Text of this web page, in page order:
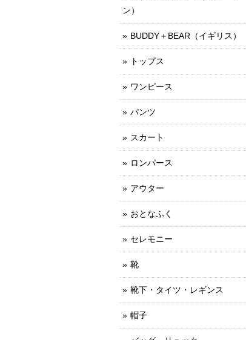
ン）
BUDDY＋BEAR（イギリス）
トップス
ワンピース
パンツ
スカート
ロンパース
アウター
おとなふく
セレモニー
靴
靴下・タイツ・レギンス
帽子